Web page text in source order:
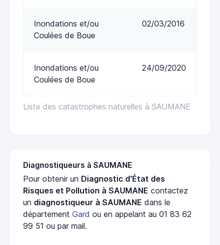
Liste des catastrophes naturelles à SAUMANE
Inondations et/ou
Coulées de Boue
02/03/2016
Inondations et/ou
Coulées de Boue
24/09/2020
Diagnostiqueurs à SAUMANE
Pour obtenir un Diagnostic d'État des
Risques et Pollution à SAUMANE contactez
un diagnostiqueur à SAUMANE dans le
département Gard ou en appelant au 01 83 62
99 51 ou par mail.